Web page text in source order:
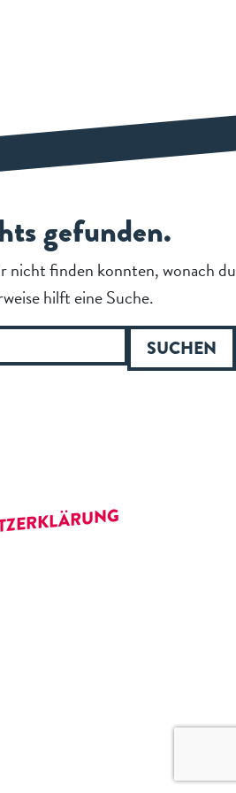
gefunden.
nicht finden konnten, wonach du
hilft eine Suche.